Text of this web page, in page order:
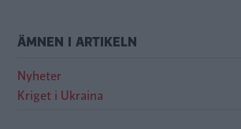
ÄMNEN I ARTIKELN
Nyheter
Kriget i Ukraina